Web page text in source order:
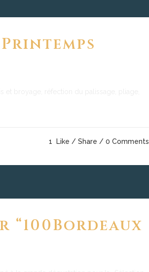
1 Like Share 0 Comments
“100Bordeaux